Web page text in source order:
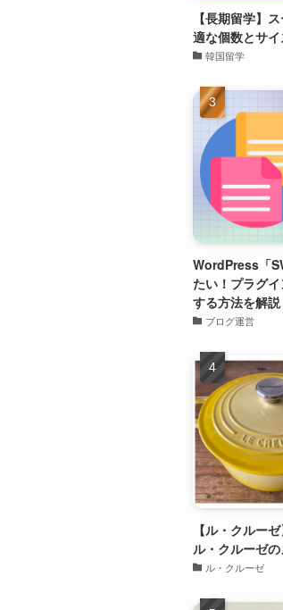
【長期留学】
適な個数とサイ
韓国留学
WordPress「
たい！プラグ
する方法を解説
ブログ運営
【ル・クルー
ル・クルーゼ
ル・クルーゼ